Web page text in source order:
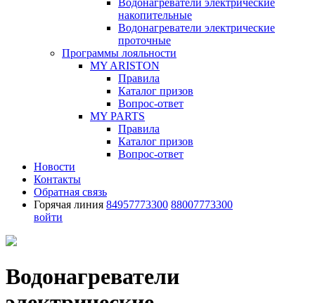
Водонагреватели электрические
накопительные
Водонагреватели электрические
проточные
Программы лояльности
MY ARISTON
Правила
Каталог призов
Вопрос-ответ
MY PARTS
Правила
Каталог призов
Вопрос-ответ
Новости
Контакты
Обратная связь
Горячая линия 84957773300 88007773300
войти
Водонагреватели